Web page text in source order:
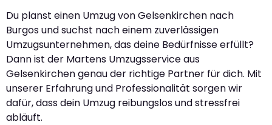
Du planst einen Umzug von Gelsenkirchen nach
Burgos und suchst nach einem zuverlässigen
Umzugsunternehmen, das deine Bedürfnisse erfüllt?
Dann ist der Martens Umzugsservice aus
Gelsenkirchen genau der richtige Partner für dich. Mit
unserer Erfahrung und Professionalität sorgen wir
dafür, dass dein Umzug reibungslos und stressfrei
abläuft.